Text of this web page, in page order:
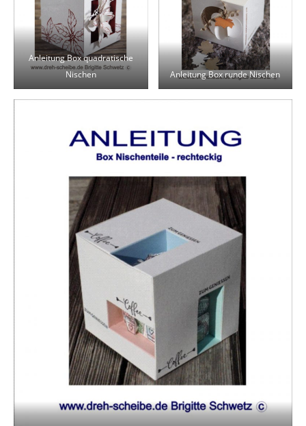
Anleitung Box quadratische
Nischen
Anleitung Box runde Nischen